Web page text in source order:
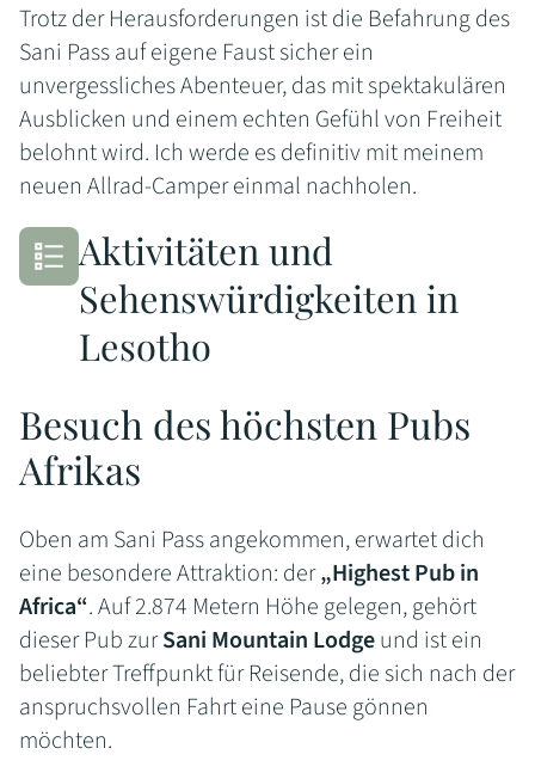
Trotz der Herausforderungen ist die Befahrung des
Sani Pass auf eigene Faust sicher ein
unvergessliches Abenteuer, das mit spektakulären
Ausblicken und einem echten Gefühl von Freiheit
belohnt wird. Ich werde es definitiv mit meinem
neuen Allrad-Camper einmal nachholen.
Aktivitäten und
Sehenswürdigkeiten in
Lesotho
Besuch des höchsten Pubs
Afrikas
Oben am Sani Pass angekommen, erwartet dich
eine besondere Attraktion: der„Highest Pub in
Africa“. Auf 2.874 Metern Höhe gelegen, gehört
dieser Pub zurSani Mountain Lodgeund ist ein
beliebter Treffpunkt für Reisende, die sich nach der
anspruchsvollen Fahrt eine Pause gönnen
möchten.